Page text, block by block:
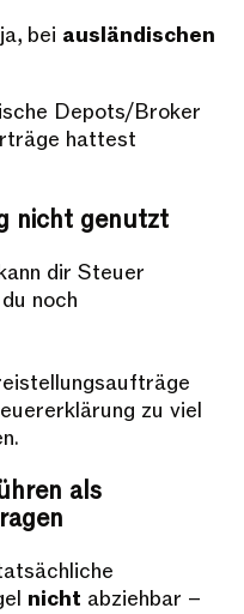
bei ausländischen
Depots/Broker
hattest
nicht genutzt
dir Steuer
noch
zu viel
als
nicht abziehbar –